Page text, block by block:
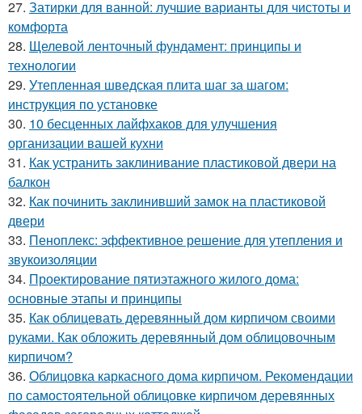
27. Затирки для ванной: лучшие варианты для чистоты и
комфорта
28. Щелевой ленточный фундамент: принципы и
технологии
29. Утепленная шведская плита шаг за шагом:
инструкция по установке
30. 10 бесценных лайфхаков для улучшения
организации вашей кухни
31. Как устранить заклинивание пластиковой двери на
балкон
32. Как починить заклинивший замок на пластиковой
двери
33. Пеноплекс: эффективное решение для утепления и
звукоизоляции
34. Проектирование пятиэтажного жилого дома:
основные этапы и принципы
35. Как облицевать деревянный дом кирпичом своими
руками. Как обложить деревянный дом облицовочным
кирпичом?
36. Облицовка каркасного дома кирпичом. Рекомендации
по самостоятельной облицовке кирпичом деревянных